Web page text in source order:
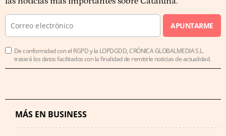
APUNTARME
De conformidad con el RGPD y la LOPDGDD, CRÓNICA GLOBALMEDIA S.L.
tratará los datos facilitados con la finalidad de remitirle noticias de actualidad.
MÁS EN BUSINESS